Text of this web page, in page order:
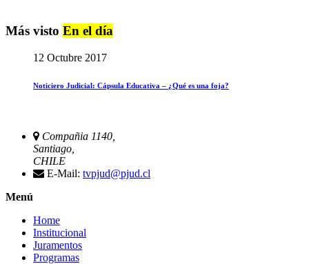
Más visto En el día
12 Octubre 2017
Noticiero Judicial: Cápsula Educativa – ¿Qué es una foja?
Compañia 1140,
Santiago,
CHILE
E-Mail: tvpjud@pjud.cl
Menú
Home
Institucional
Juramentos
Programas